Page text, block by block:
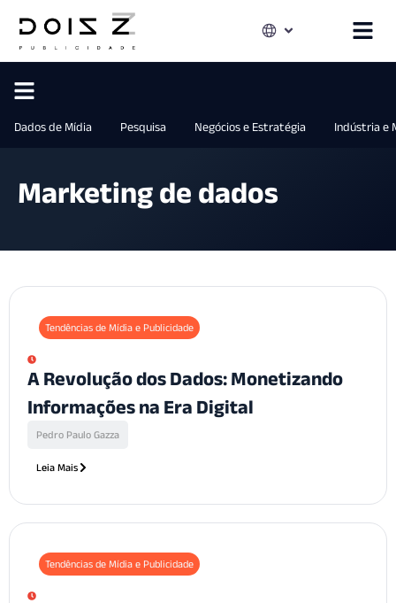
Dados de Mídia Pesquisa Negócios e Estratégia Indústria e
Marketing de dados
Tendências de Mídia e Publicidade
A Revolução dos Dados: Monetizando
Informações na Era Digital
Pedro Paulo Gazza
Leia Mais
Tendências de Mídia e Publicidade